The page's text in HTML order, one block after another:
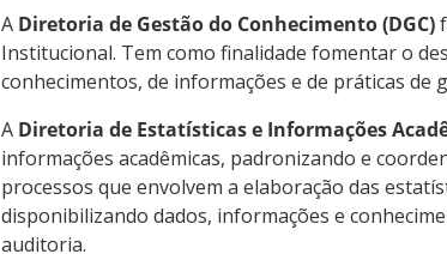
A Diretoria de Gestão do Conhecimento (DGC)
Institucional. Tem como finalidade fomentar o
conhecimentos, de informações e de práticas de
A Diretoria de Estatísticas e Informações
informações acadêmicas, padronizando e
processos que envolvem a elaboração das
disponibilizando dados, informações e
auditoria.